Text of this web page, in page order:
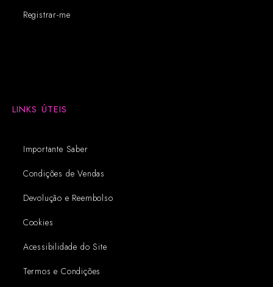
Registrar-me
LINKS ÚTEIS
Importante Saber
Condições de Vendas
Devolução e Reembolso
Cookies
Acessibilidade do Site
Termos e Condições